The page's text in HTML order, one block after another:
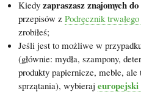
Kiedy zapraszasz znajomych
przepisów z Podręcznik
zrobiłeś;
Jeśli jest to możliwe w
(głównie: mydła, szampony,
produkty papiernicze, meble, ale
sprzątania), wybieraj europejski